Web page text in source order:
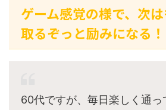
ゲーム感覚の様で、次
取るぞっと励みになる！
60代ですが、毎日楽しく通っ